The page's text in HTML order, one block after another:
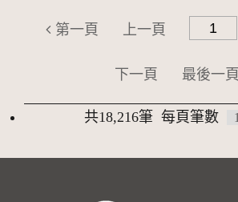
第一頁 上一頁
下一頁 最後一頁
共18,216筆 每頁筆數